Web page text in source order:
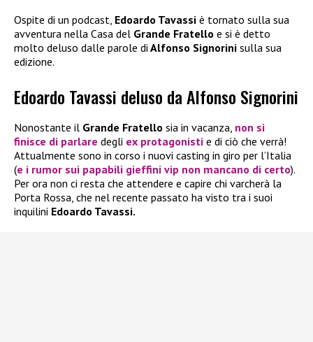
Ospite di un podcast, Edoardo Tavassi è tornato sulla sua
avventura nella Casa del Grande Fratello e si è detto
molto deluso dalle parole di Alfonso Signorini sulla sua
edizione.
Edoardo Tavassi deluso da Alfonso Signorini
Nonostante il Grande Fratello sia in vacanza, non si
finisce di parlare degli ex protagonisti e di ciò che verrà!
Attualmente sono in corso i nuovi casting in giro per l’Italia
(e i rumor sui papabili gieffini vip non mancano di certo).
Per ora non ci resta che attendere e capire chi varcherà la
Porta Rossa, che nel recente passato ha visto tra i suoi
inquilini Edoardo Tavassi.